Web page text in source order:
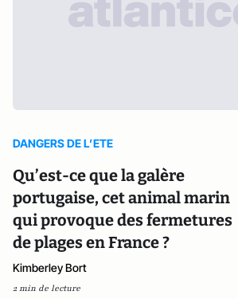
DANGERS DE L’ETE
Qu’est-ce que la galère
portugaise, cet animal marin
qui provoque des fermetures
de plages en France ?
Kimberley Bort
2 min de lecture